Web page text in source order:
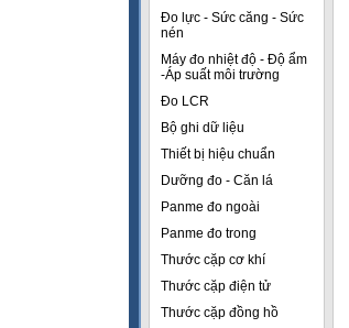
Đo lực - Sức căng - Sức
nén
Máy đo nhiệt độ - Độ ẩm
-Áp suất môi trường
Đo LCR
Bộ ghi dữ liệu
Thiết bị hiệu chuẩn
Dưỡng đo - Căn lá
Panme đo ngoài
Panme đo trong
Thước cặp cơ khí
Thước cặp điện tử
Thước cặp đồng hồ